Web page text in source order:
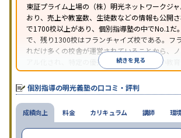
※2023年3月調査。小学校高学年の個別指導塾アン
東証プライム上場の（株）明光ネットワークジ
おり、売上や教室数、生徒数などの情報も公開
で1700校以上があり、個別指導塾の中でNo.1だ
で、残り1300校はフランチャイズ校である。フ
れだけ多くの校舎が運営されていることから、
アル化され、特定の優秀な人材に依存しない教育
ることが推測される。
続きを見る
個別指導の明光義塾の口コミ・評判
成績向上 料金 カリキュラム 講師 環